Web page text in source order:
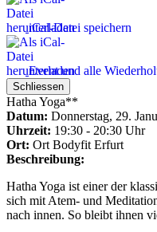
iCal-Datei speichern
Event und alle
Schliessen
Hatha Yoga**
Datum: Donnerstag, 29.
Uhrzeit: 19:30 - 20:30 Uhr
Ort: Ort Bodyfit Erfurt
Beschreibung:
Hatha Yoga ist einer der
sich mit Atem- und
nach innen. So bleibt ihnen